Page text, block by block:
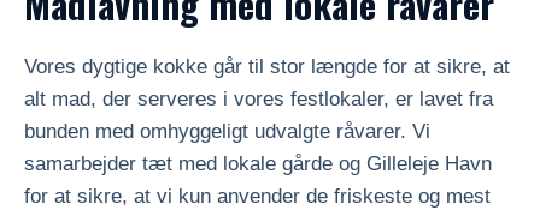
Vores dygtige kokke går til stor længde for at sikre, at
alt mad, der serveres i vores festlokaler, er lavet fra
bunden med omhyggeligt udvalgte råvarer. Vi
samarbejder tæt med lokale gårde og Gilleleje Havn
for at sikre, at vi kun anvender de friskeste og mest